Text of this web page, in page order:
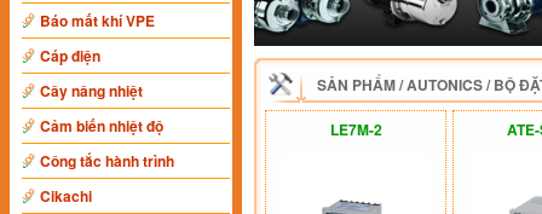
Báo mất khí VPE
Cáp điện
Cây nâng nhiệt
Cảm biến nhiệt độ
Công tắc hành trình
Cikachi
SẢN PHẨM/AUTONICS/BỘ
LE7M-2